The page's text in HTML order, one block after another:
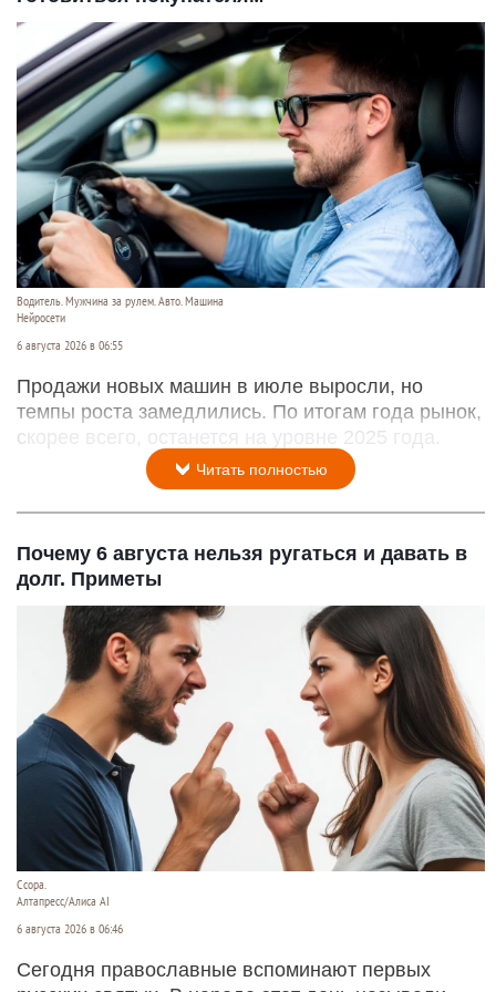
Водитель. Мужчина за рулем. Авто. Машина
Нейросети
6 августа 2026 в 06:55
Продажи новых машин в июле выросли, но
темпы роста замедлились. По итогам года рынок,
скорее всего, останется на уровне 2025 года.
Читать полностью
Почему 6 августа нельзя ругаться и давать в
долг. Приметы
Ссора.
Алтапресс/Алиса AI
6 августа 2026 в 06:46
Сегодня православные вспоминают первых